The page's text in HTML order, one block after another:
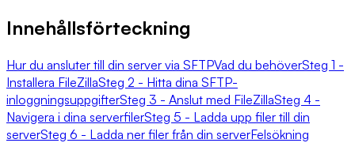
Innehållsförteckning
Hur du ansluter till din server via SFTPVad du behöverSteg 1 -
Installera FileZillaSteg 2 - Hitta dina SFTP-
inloggningsuppgifterSteg 3 - Anslut med FileZillaSteg 4 -
Navigera i dina serverfilerSteg 5 - Ladda upp filer till din
serverSteg 6 - Ladda ner filer från din serverFelsökning